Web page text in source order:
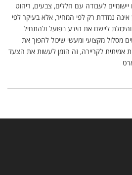
לעבודה עם חללים, צבעים, ריהוט
אינה נמדדת רק לפי המחיר, אלא בעיקר לפי
ליישם את הידע בפועל ולהתחיל
מקצועי ומעשי שיכול להפוך את
אמיתית לקריירה, זה הזמן לעשות את הצעד